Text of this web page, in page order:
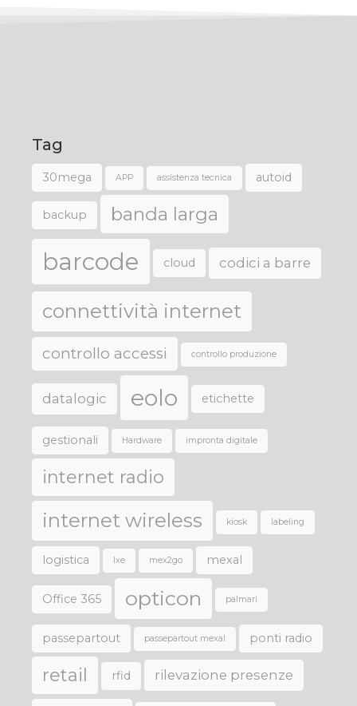
Tag
30mega APP assistenza tecnica autoid
backup banda larga
barcode cloud codici a barre
connettività internet
controllo accessi controllo produzione
datalogic eolo etichette
gestionali Hardware impronta digitale
internet radio
internet wireless kiosk labeling
logistica lxe mex2go mexal
Office 365 opticon palmari
passepartout passepartout mexal ponti radio
retail rfid rilevazione presenze